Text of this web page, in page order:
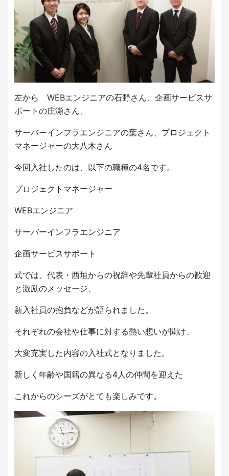
左から WEBエンジニアの石野さん、企画サービスサ
ポートの庄瀬さん、
サーバーインフラエンジニアの葉さん、プロジェクト
マネージャーの大八木さん
今回入社したのは、以下の職種の4名です。
プロジェクトマネージャー
WEBエンジニア
サーバーインフラエンジニア
企画サービスサポート
式では、代表・西垣からの祝辞や先輩社員からの歓迎
と激励のメッセージ、
新入社員の抱負などが語られました。
それぞれの会社や仕事に対する熱い想いが聞け、
大変充実した内容の入社式となりました。
新しく年齢や国籍の異なる4人の仲間を迎えた
これからのシーズがとても楽しみです。